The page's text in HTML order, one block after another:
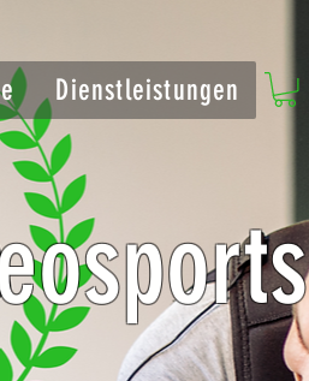
Dienstleistungen